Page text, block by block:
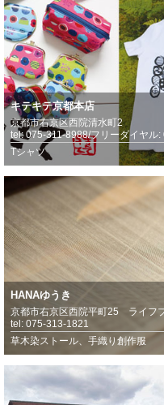
キテキテ京都本店
京都市右京区西院清水町2
tel: 075-311-8988/フリーダイヤル
Tシャツ
HANAゆうき
京都市右京区西院平町25 ライフ
tel: 075-313-1821
草木染ストール、手織り創作服